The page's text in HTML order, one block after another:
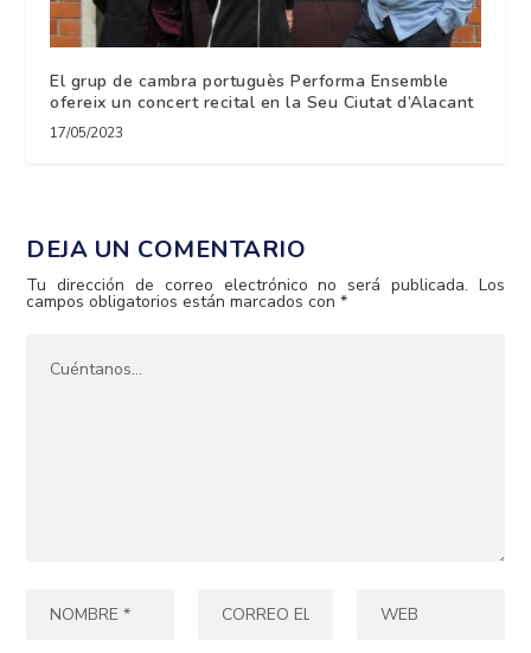
El grup de cambra portuguès Performa Ensemble
ofereix un concert recital en la Seu Ciutat d’Alacant
17/05/2023
DEJA UN COMENTARIO
Tu dirección de correo electrónico no será publicada. Los
campos obligatorios están marcados con*